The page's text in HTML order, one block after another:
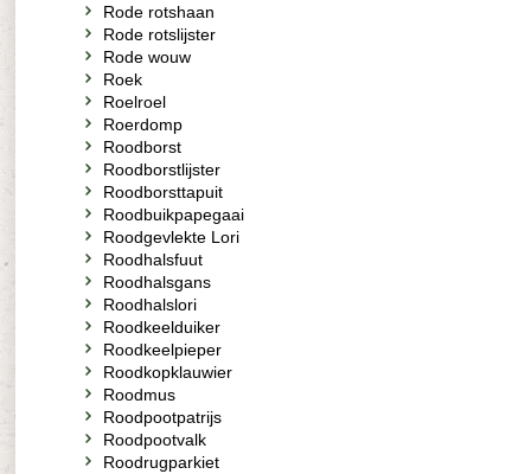
Rode rotshaan
Rode rotslijster
Rode wouw
Roek
Roelroel
Roerdomp
Roodborst
Roodborstlijster
Roodborsttapuit
Roodbuikpapegaai
Roodgevlekte Lori
Roodhalsfuut
Roodhalsgans
Roodhalslori
Roodkeelduiker
Roodkeelpieper
Roodkopklauwier
Roodmus
Roodpootpatrijs
Roodpootvalk
Roodrugparkiet